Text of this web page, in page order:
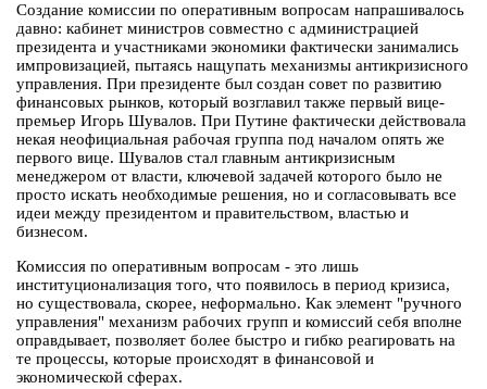
Создание комиссии по оперативным вопросам напрашивалось
давно: кабинет министров совместно с администрацией
президента и участниками экономики фактически занимались
импровизацией, пытаясь нащупать механизмы антикризисного
управления. При президенте был создан совет по развитию
финансовых рынков, который возглавил также первый вице-
премьер Игорь Шувалов. При Путине фактически действовала
некая неофициальная рабочая группа под началом опять же
первого вице. Шувалов стал главным антикризисным
менеджером от власти, ключевой задачей которого было не
просто искать необходимые решения, но и согласовывать все
идеи между президентом и правительством, властью и
бизнесом.
Комиссия по оперативным вопросам - это лишь
институционализация того, что появилось в период кризиса,
но существовала, скорее, неформально. Как элемент "ручного
управления" механизм рабочих групп и комиссий себя вполне
оправдывает, позволяет более быстро и гибко реагировать на
те процессы, которые происходят в финансовой и
экономической сферах.